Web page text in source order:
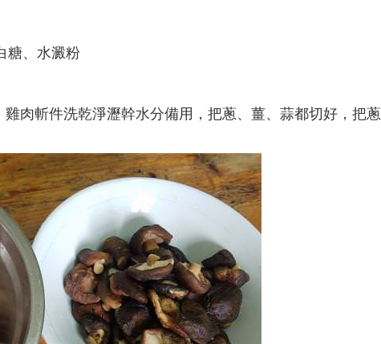
糖、水澱粉
肉斬件洗乾淨瀝幹水分備用，把蔥、薑、蒜都切好，把蔥